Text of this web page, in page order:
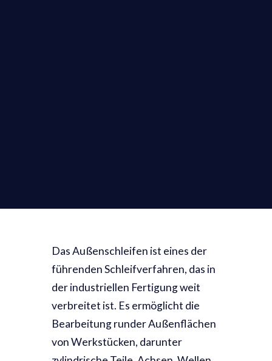
Das Außenschleifen ist eines der
führenden Schleifverfahren, das in
der industriellen Fertigung weit
verbreitet ist. Es ermöglicht die
Bearbeitung runder Außenflächen
von Werkstücken, darunter